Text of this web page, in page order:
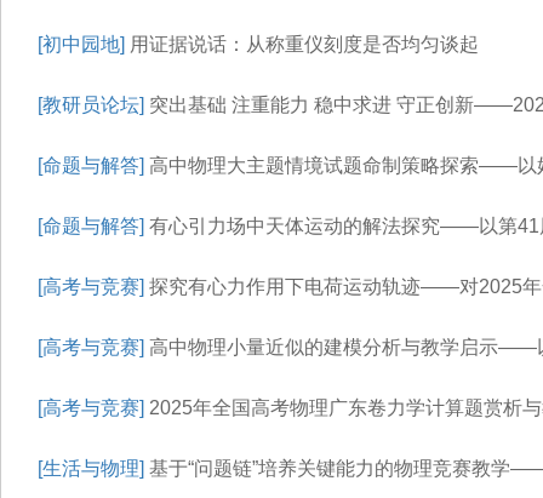
[初中园地] 用证据说话：从称重仪刻度是否均匀谈起
[教研员论坛] 突出基础 注重能力 稳中求进 守正创新
[命题与解答] 高中物理大主题情境试题命制策略探索——以
[命题与解答] 有心引力场中天体运动的解法探究——以第41
[高考与竞赛] 探究有心力作用下电荷运动轨迹——对2025
[高考与竞赛] 高中物理小量近似的建模分析与教学启示——
[高考与竞赛] 2025年全国高考物理广东卷力学计算题赏析
[生活与物理] 基于“问题链”培养关键能力的物理竞赛教学